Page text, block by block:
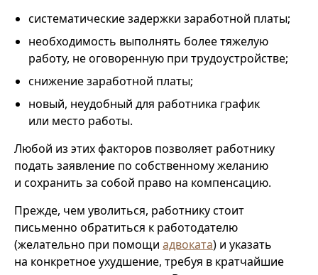
систематические задержки заработной платы;
необходимость выполнять более тяжелую
работу, не оговоренную при трудоустройстве;
снижение заработной платы;
новый, неудобный для работника график
или место работы.
Любой из этих факторов позволяет работнику
подать заявление по собственному желанию
и сохранить за собой право на компенсацию.
Прежде, чем уволиться, работнику стоит
письменно обратиться к работодателю
(желательно при помощи адвоката) и указать
на конкретное ухудшение, требуя в кратчайшие